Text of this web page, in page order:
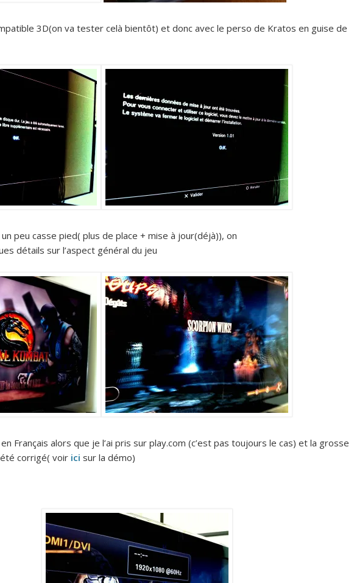
3D(on va tester celà bientôt) et donc avec le perso de Kratos en guise de
peu casse pied( plus de place + mise à jour(déjà)), on
détails sur l’aspect général du jeu
Français alors que je l’ai pris sur play.com (c’est pas toujours le cas) et la grosse
corrigé( voir ici sur la démo)